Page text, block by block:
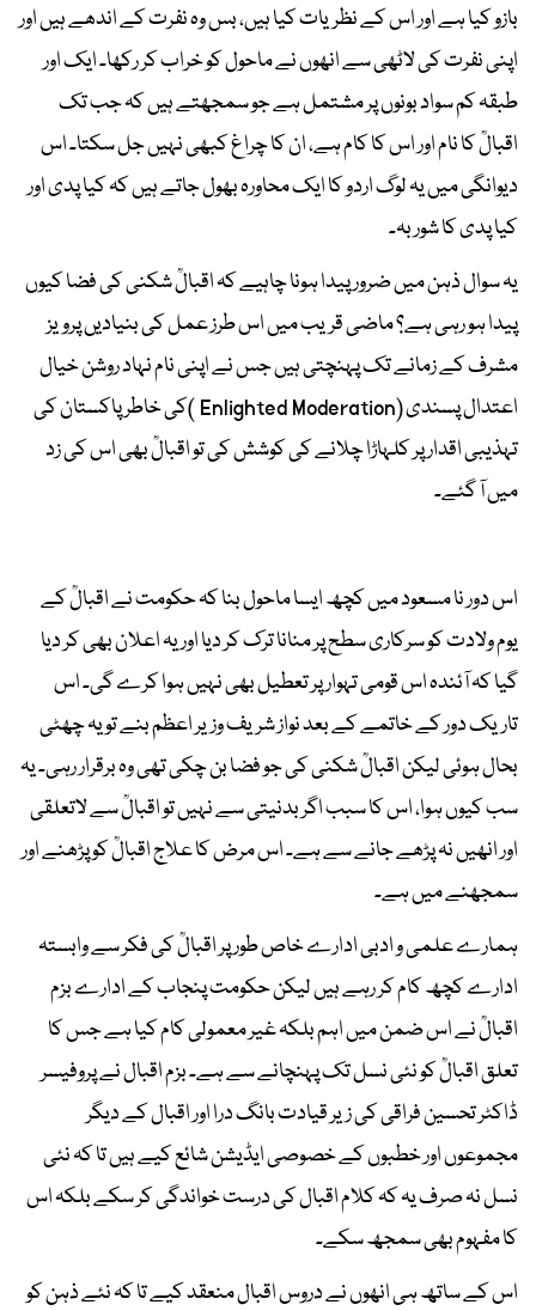
بازو کیا ہے اور اس کے نظریات کیا ہیں، بس وہ نفرت کے اندھے ہیں اور
اپنی نفرت کی لاٹھی سے انھوں نے ماحول کو خراب کر رکھا۔ ایک اور
طبقہ کم سواد بونوں پر مشتمل ہے جو سمجھتے ہیں کہ جب تک
اقبالؒ کا نام اور اس کا کام ہے، ان کا چراغ کبھی نہیں جل سکتا۔ اس
دیوانگی میں یہ لوگ اردو کا ایک محاورہ بھول جاتے ہیں کہ کیا پدی اور
کیا پدی کا شوربہ۔
یہ سوال ذہن میں ضرور پیدا ہونا چاہیے کہ اقبالؒ شکنی کی فضا کیوں
پیدا ہو رہی ہے؟ ماضی قریب میں اس طرز عمل کی بنیادیں پرویز
مشرف کے زمانے تک پہنچتی ہیں جس نے اپنی نام نہاد روشن خیال
اعتدال پسندی (Enlighted Moderation )کی خاطر پاکستان کی
تہذیبی اقدار پر کلہاڑا چلانے کی کوشش کی تو اقبالؒ بھی اس کی زد
میں آ گئے۔
اس دور نا مسعود میں کچھ ایسا ماحول بنا کہ حکومت نے اقبالؒ کے
یوم ولادت کو سرکاری سطح پر منانا ترک کر دیا اور یہ اعلان بھی کر دیا
گیا کہ آئندہ اس قومی تہوار پر تعطیل بھی نہیں ہوا کرے گی۔ اس
تاریک دور کے خاتمے کے بعد نواز شریف وزیر اعظم بنے تو یہ چھٹی
بحال ہوئی لیکن اقبالؒ شکنی کی جو فضا بن چکی تھی وہ برقرار رہی۔ یہ
سب کیوں ہوا، اس کا سبب اگر بدنیتی سے نہیں تو اقبالؒ سے لاتعلقی
اور انھیں نہ پڑھے جانے سے ہے۔ اس مرض کا علاج اقبالؒ کو پڑھنے اور
سمجھنے میں ہے۔
ہمارے علمی و ادبی ادارے خاص طور پر اقبالؒ کی فکر سے وابستہ
ادارے کچھ کام کر رہے ہیں لیکن حکومت پنجاب کے ادارے بزم
اقبالؒ نے اس ضمن میں اہم بلکہ غیر معمولی کام کیا ہے جس کا
تعلق اقبالؒ کو نئی نسل تک پہنچانے سے ہے۔ بزم اقبال نے پروفیسر
ڈاکٹر تحسین فراقی کی زیر قیادت بانگ درا اور اقبال کے دیگر
مجموعوں اور خطبوں کے خصوصی ایڈیشن شائع کیے ہیں تا کہ نئی
نسل نہ صرف یہ کہ کلام اقبال کی درست خواندگی کر سکے بلکہ اس
کا مفہوم بھی سمجھ سکے۔
اس کے ساتھ ہی انھوں نے دروس اقبال منعقد کیے تا کہ نئے ذہن کو